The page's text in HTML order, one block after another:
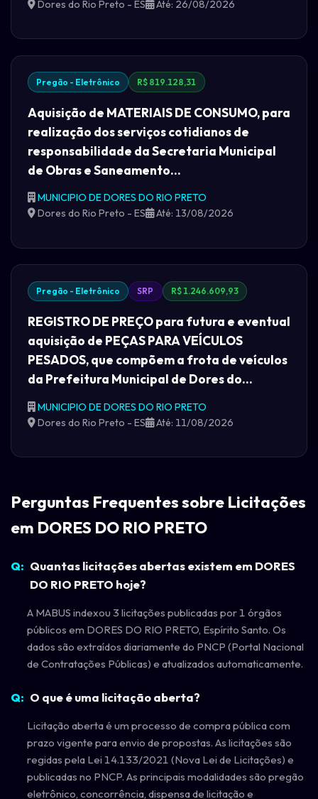
Dores do Rio Preto - ES
Até: 26/08/2026
Pregão - Eletrônico R$ 819.128,31
Aquisição de MATERIAIS DE CONSUMO, para
realização dos serviços cotidianos de
responsabilidade da Secretaria Municipal
de Obras e Saneamento...
MUNICIPIO DE DORES DO RIO PRETO
Dores do Rio Preto - ES
Até: 13/08/2026
Pregão - Eletrônico SRP R$ 1.246.609,93
REGISTRO DE PREÇO para futura e eventual
aquisição de PEÇAS PARA VEÍCULOS
PESADOS, que compõem a frota de veículos
da Prefeitura Municipal de Dores do...
MUNICIPIO DE DORES DO RIO PRETO
Dores do Rio Preto - ES
Até: 11/08/2026
Perguntas Frequentes sobre Licitações
em DORES DO RIO PRETO
Quantas licitações abertas existem em DORES
DO RIO PRETO hoje?
A MABUS indexou 3 licitações publicadas por 1 órgãos
públicos em DORES DO RIO PRETO, Espírito Santo. Os
dados são extraídos diariamente do PNCP (Portal Nacional
de Contratações Públicas) e atualizados automaticamente.
O que é uma licitação aberta?
Licitação aberta é um processo de compra pública com
prazo vigente para envio de propostas. As licitações são
regidas pela Lei 14.133/2021 (Nova Lei de Licitações) e
publicadas no PNCP. As principais modalidades são pregão
eletrônico, concorrência, dispensa de licitação e